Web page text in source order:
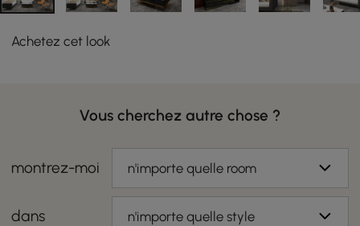
Achetez cet look
Vous cherchez autre chose ?
montrez-moi n'importe quelle room
dans n'importe quelle style